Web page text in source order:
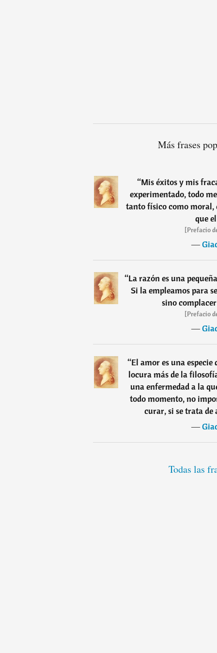
Más frases
“Mis éxitos y mis
experimentado, todo
tanto físico como moral,
que
[Prefacio
―
“La razón es una
Si la empleamos para
sino
[Prefacio
―
“El amor es una
locura más de la
una enfermedad a la
todo momento, no
curar, si se trata de
―
Todas las